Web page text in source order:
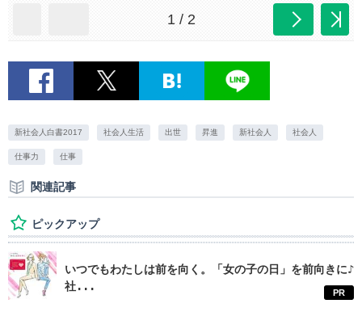
1 / 2
新社会人白書2017 社会人生活 出世 昇進 新社会人 社会人
仕事力 仕事
関連記事
ピックアップ
いつでもわたしは前を向く。「女の子の日」を前向きに♪
社...
PR